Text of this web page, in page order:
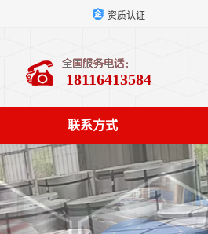
资质认证
18116413584
联系方式